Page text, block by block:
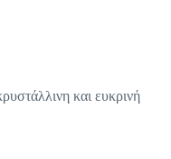
και ευκρινή